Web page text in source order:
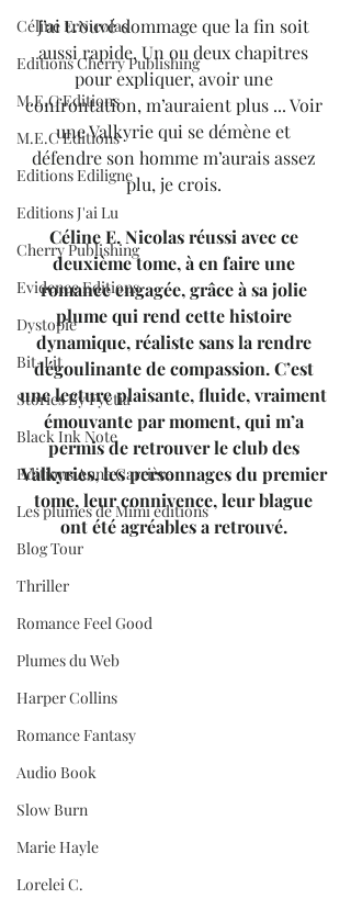
Céline E.Nicolas
Editions Cherry Publishing
M.E.C Editions
M.E.C Editions
Editions Ediligne
Editions J'ai Lu
Cherry Publishing
Evidence Editions
Dystopie
Bit-Lit
Stories By Fyctia
Black Ink Note
Editions Anne Carrière
Les plumes de Mimi éditions
Blog Tour
Thriller
Romance Feel Good
Plumes du Web
Harper Collins
Romance Fantasy
Audio Book
Slow Burn
Marie Hayle
Lorelei C.
J’ai trouvé dommage que la fin soit
aussi rapide. Un ou deux chapitres
pour expliquer, avoir une
confrontation, m’auraient plus ... Voir
une Valkyrie qui se démène et
défendre son homme m’aurais assez
plu, je crois.
Céline E. Nicolas réussi avec ce
deuxième tome, à en faire une
romance engagée, grâce à sa jolie
plume qui rend cette histoire
dynamique, réaliste sans la rendre
dégoulinante de compassion. C’est
une lecture plaisante, fluide, vraiment
émouvante par moment, qui m’a
permis de retrouver le club des
Valkyries, les personnages du premier
tome, leur connivence, leur blague
ont été agréables a retrouvé.